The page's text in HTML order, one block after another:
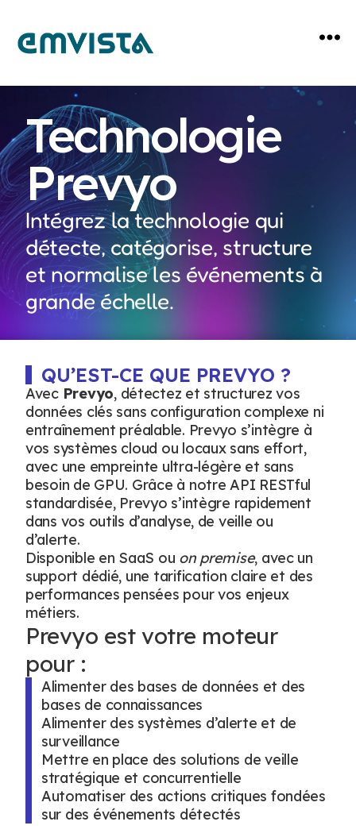
Technologie
Prevyo
Intégrez la technologie qui
détecte, catégorise, structure
et normalise les événements à
grande échelle.
QU’EST-CE QUE PREVYO ?
Avec Prevyo, détectez et structurez vos
données clés sans configuration complexe ni
entraînement préalable. Prevyo s’intègre à
vos systèmes cloud ou locaux sans effort,
avec une empreinte ultra-légère et sans
besoin de GPU. Grâce à notre API RESTful
standardisée, Prevyo s’intègre rapidement
dans vos outils d’analyse, de veille ou
d’alerte.
Disponible en SaaS ou on premise, avec un
support dédié, une tarification claire et des
performances pensées pour vos enjeux
métiers.
Prevyo est votre moteur
pour :
Alimenter des bases de données et des
bases de connaissances
Alimenter des systèmes d’alerte et de
surveillance
Mettre en place des solutions de veille
stratégique et concurrentielle
Automatiser des actions critiques fondées
sur des événements détectés